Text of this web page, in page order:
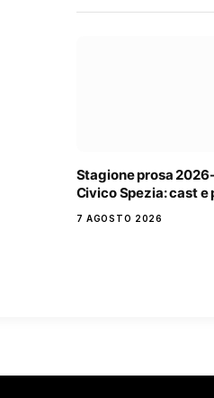
Stagione prosa
Civico Spezia: cast e
7 AGOSTO 2026